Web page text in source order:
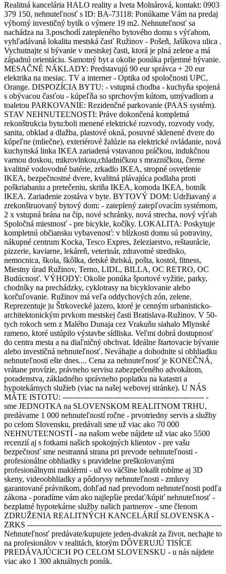
Realitná kancelária HALO reality a Iveta Molnárová, kontakt: 0903
379 150, nehnuteľnosť s ID: BA-73118: Ponúkame Vám na predaj
výborný investičný bytík o výmere 19 m2. Nehnuteľnosť sa
nachádza na 3.poschodí zatepleného bytového domu s výťahom,
vyhľadávaná lokalita mestská časť Ružinov - Pošeň, Jašíkova ulica .
Vychutnajte si bývanie v mestskej časti, ktorá je plná zelene a má
západnú orientáciu. Samotný byt a okolie ponúka príjemné bývanie.
MESAČNÉ NÁKLADY: Predstavujú 90 eur správca + 20 eur
elektrika na mesiac. TV a interner - Optika od spoločnosti UPC,
Orange. DISPOZÍCIA BYTU: - vstupná chodba - kuchyňa spojená
s obývacou časťou - kúpeľňa so sprchovým kútom, umývadlom a
toaletou PARKOVANIE: Rezidenčné parkovanie (PAAS systém).
STAV NEHNUTEĽNOSTI: Práve dokončená kompletná
rekonštrukcia bytu:boli menené elektrické rozvody, rozvody vody,
sanita, obklad a dlažba, plastové okná, posuvné sklenené dvere do
kúpeľne (mliečne), exteriérové žalúzie na elektrické ovládanie, nová
kuchynská linka IKEA zariadená vstavanou práčkou, indukčnou
varnou doskou, mikrovlnkou,chladničkou s mrazničkou, čierne
kvalitné vodovodné batérie, zrkadlo IKEA, stropné osvetlenie
IKEA, bezpečnostné dvere, kvalitná plávajúca podlaha proti
poškriabaniu a pretečeniu, skriňa IKEA, komoda IKEA, botník
IKEA. Zariadenie zostáva v byte. BYTOVÝ DOM: Udržiavaný a
zrekonštruovaný bytový dom: - zateplený zatepľovacím systémom,
2 x vstupná brána na čip, nové schránky, nová strecha, nový výťah
Spoločná miestnosť - pre bicykle, kočíky. LOKALITA: Poskytuje
kompletnú občiansku vybavenosť: v blízkosti domu sú potraviny,
nákupné centrum Kocka, Tesco Expres, železiarstvo, reštaurácie,
pizzerie, kaviarne, lekáreň, veterinár, zdravotné stredisko,
nemocnica, škola, škôlka, detské ihriská, pošta, kostol, fitness,
Miestny úrad Ružinov, Terno, LIDL, BILLA, OC RETRO, OC
Budúcnosť. VÝHODY: Okolie ponúka športové vyžitie, parky,
chodníky na prechádzky, cyklotrasy na bicyklovanie alebo
korčuľovanie. Ružinov má veľa oddychových zón, zelene.
Reprezentuje ju Štrkovecké jazero, ktoré je cenným urbanisticko-
architektonickým prvkom mestskej časti Bratislava-Ružinov. V 50-
tych rokoch sem z Malého Dunaja cez Vrakuňu siahalo Mlynské
rameno, ktoré ustúpilo výstavbe sídliska. Veľmi dobrá dostupnosť
do centra mesta a na diaľničný obchvat. Ideálne štartovacie bývanie
alebo investičná nehnuteľnosť. Neváhajte a dohodnite si obhliadku
nehnuteľnosti ešte dnes.... Cena za nehnuteľnosť je KONEČNÁ,
vrátane provízie, právneho servisu zabezpečeného advokátom,
poradenstva, základného správneho poplatku na katastri a
hypotekárnych služieb (viac na našej webovej stránke). U NÁS
MÁTE ISTOTU: -------------------------------------------------------- -
sme JEDNOTKA na SLOVENSKOM REALITNOM TRHU,
predávame 1 000 nehnuteľností ročne - prvotriedny servis a služby
po celom Slovensku, predávali sme už viac ako 70 000
NEHNUTEĽNOSTÍ - na našom webe nájdete už viac ako 5500
recenzií aj s fotkami našich spokojných klientov - pre vašu
bezpečnosť sme nestranná strana pri prevode nehnuteľnosti -
profesionálne obhliadky s pravidelne preškolovanými
profesionálnymi maklérmi - už vo väčšine lokalít robíme aj 3D
skeny, videoobhliadky a pôdorysy nehnuteľnosti - zmluvy
garantované právnikom, dohľad nad prevodom nehnuteľnosti podľa
zákona - poradíme vám ako najlepšie predať/kúpiť nehnuteľnosť -
bezplatné hypotekárne služby našich partnerov - sme členom
ZDRUŽENIA REALITNÝCH KANCELÁRIÍ SLOVENSKA -
ZRKS -----------------------------------------------------------------------------
Nehnuteľnosť predávate/kupujete jeden-dvakrát za život, nechajte to
na profesionálov v realitách, ktorým DÔVERUJÚ TISÍCE
PREDÁVAJÚCICH PO CELOM SLOVENSKU - u nás nájdete
viac ako 1 300 aktuálnych ponúk.